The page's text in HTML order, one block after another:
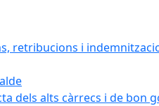
retribucions i
dels alts càrrecs i de bon